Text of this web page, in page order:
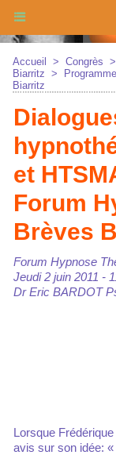
Accueil > Congrès >
Biarritz >
Biarritz
et
Forum
Brèves
Forum Hypnose
Jeudi 2 juin 2011 -
Dr Eric BARDOT
Lorsque Frédérique Honoré m’as proposé de lui donner mon
avis sur son idée: «